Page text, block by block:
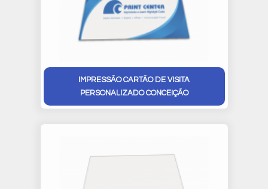
IMPRESSÃO CARTÃO DE VISITA
PERSONALIZADO CONCEIÇÃO